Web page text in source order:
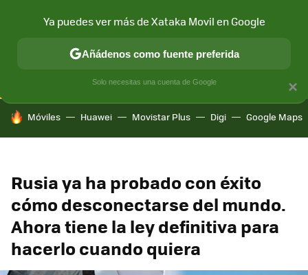
CONECTIVIDAD MÓVIL Y SOCIEDAD APLICACIONES
HOY SE HABLA DE
Móviles Huawei Movistar Plus Digi Google Maps
Rusia ya ha probado con éxito
cómo desconectarse del mundo.
Ahora tiene la ley definitiva para
hacerlo cuando quiera
×
Ya puedes ver más de Xataka Movil en Google
Añádenos como fuente preferida
Solo necesitas una cuenta de Google